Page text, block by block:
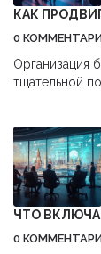
КАК
0
Организация
тщательной
события
цифровые
продвижении.
нацелиться
подходы
ЧТО
0